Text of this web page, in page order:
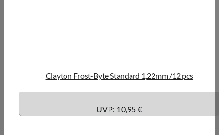
Clayton Frost-Byte Standard 1,22mm /12 pcs
UVP: 10,95 €